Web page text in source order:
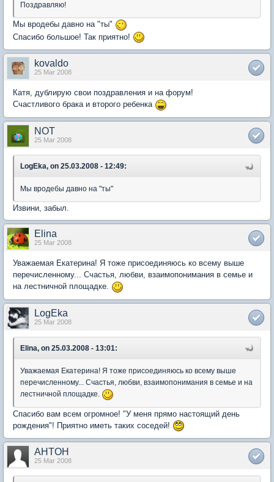
Поздравляю!
Мы вродебы давно на "ты"
Спасибо большое! Так приятно!
kovaldo
25 Mar 2008
Катя, дублирую свои поздравления и на форум!
Счастливого брака и второго ребенка
NOT
25 Mar 2008
LogEka, on 25.03.2008 - 12:49:
Мы вродебы давно на "ты"
Извини, забыл.
Elina
25 Mar 2008
Уважаемая Екатерина! Я тоже присоединяюсь ко всему выше
перечисленному... Счастья, любви, взаимопонимания в семье и
на лестничной площадке.
LogEka
25 Mar 2008
Elina, on 25.03.2008 - 13:01:
Уважаемая Екатерина! Я тоже присоединяюсь ко всему выше
перечисленному... Счастья, любви, взаимопонимания в семье и на
лестничной площадке.
Спасибо вам всем огромное! "У меня прямо настоящий день
рождения"! Приятно иметь таких соседей!
AHTOH
25 Mar 2008